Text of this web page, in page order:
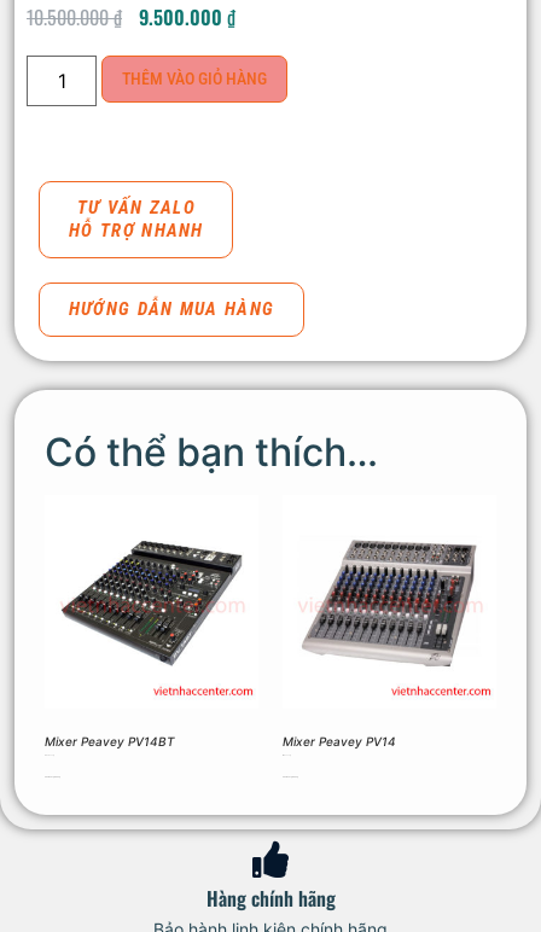
10.500.000₫ 9.500.000 ₫
THÊM VÀO GIỎ HÀNG
TƯ VẤN ZALO
HỖ TRỢ NHANH
HƯỚNG DẪN MUA HÀNG
Có thể bạn thích…
Mixer Peavey PV14BT Mixer Peavey PV14
Hàng chính hãng